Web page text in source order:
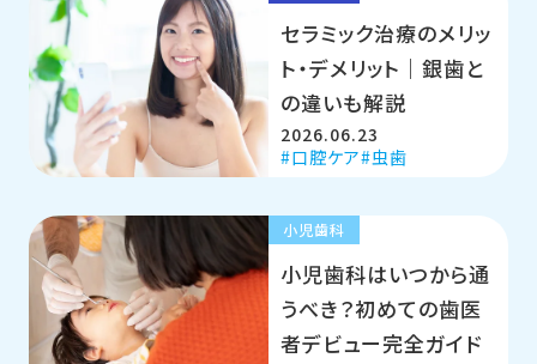
セラミック治療のメリッ
ト・デメリット｜銀歯と
の違いも解説
2026.06.23
口腔ケア 虫歯
小児歯科
小児歯科はいつから通
うべき？初めての歯医
者デビュー完全ガイド